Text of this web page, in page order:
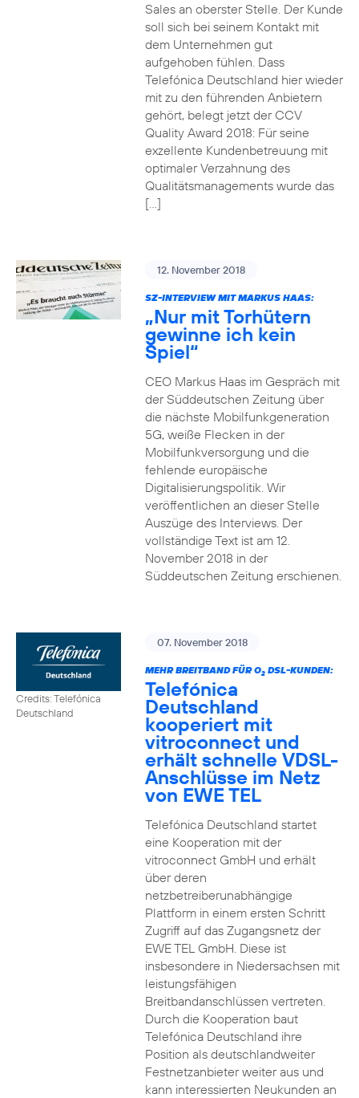
Sales an oberster Stelle. Der Kunde
soll sich bei seinem Kontakt mit
dem Unternehmen gut
aufgehoben fühlen. Dass
Telefónica Deutschland hier wieder
mit zu den führenden Anbietern
gehört, belegt jetzt der CCV
Quality Award 2018: Für seine
exzellente Kundenbetreuung mit
optimaler Verzahnung des
Qualitätsmanagements wurde das
[…]
12. November 2018
SZ-INTERVIEW MIT MARKUS HAAS:
„Nur mit Torhütern
gewinne ich kein
Spiel“
CEO Markus Haas im Gespräch mit
der Süddeutschen Zeitung über
die nächste Mobilfunkgeneration
5G, weiße Flecken in der
Mobilfunkversorgung und die
fehlende europäische
Digitalisierungspolitik. Wir
veröffentlichen an dieser Stelle
Auszüge des Interviews. Der
vollständige Text ist am 12.
November 2018 in der
Süddeutschen Zeitung erschienen.
Credits: Telefónica
Deutschland
07. November 2018
MEHR BREITBAND FÜR O2DSL-KUNDEN:
Telefónica
Deutschland
kooperiert mit
vitroconnect und
erhält schnelle VDSL-
Anschlüsse im Netz
von EWE TEL
Telefónica Deutschland startet
eine Kooperation mit der
vitroconnect GmbH und erhält
über deren
netzbetreiberunabhängige
Plattform in einem ersten Schritt
Zugriff auf das Zugangsnetz der
EWE TEL GmbH. Diese ist
insbesondere in Niedersachsen mit
leistungsfähigen
Breitbandanschlüssen vertreten.
Durch die Kooperation baut
Telefónica Deutschland ihre
Position als deutschlandweiter
Festnetzanbieter weiter aus und
kann interessierten Neukunden an